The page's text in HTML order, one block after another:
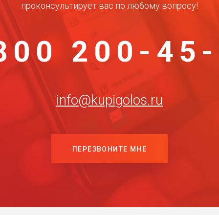
проконсультирует вас по любому вопросу!
200-
info@kupigolos.ru
ПЕРЕЗВОНИТЕ МНЕ